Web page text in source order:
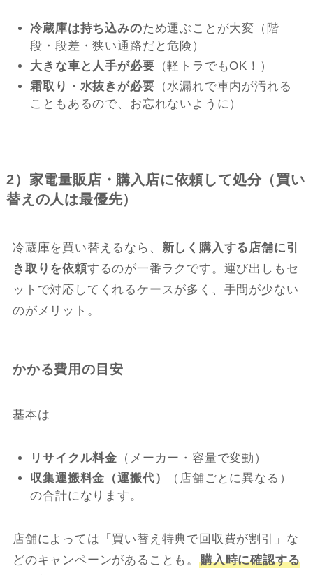
冷蔵庫は持ち込みのため運ぶことが大変（階
段・段差・狭い通路だと危険）
大きな車と人手が必要 （軽トラでもOK！）
霜取り・水抜きが必要 （水漏れで車内が汚れる
こともあるので、お忘れないように）
2）家電量販店・購入店に依頼して処分（買い
替えの人は最優先）
冷蔵庫を買い替えるなら、 新しく購入する店舗に引
き取りを依頼するのが一番ラクです。運び出しもセ
ットで対応してくれるケースが多く、手間が少ない
のがメリット。
かかる費用の目安
基本は
リサイクル料金 （メーカー・容量で変動）
収集運搬料金（運搬代）
（店舗ごとに異なる）
の合計になります。
店舗によっては「買い替え特典で回収費が割引」な
どのキャンペーンがあることも。購入時に確認する